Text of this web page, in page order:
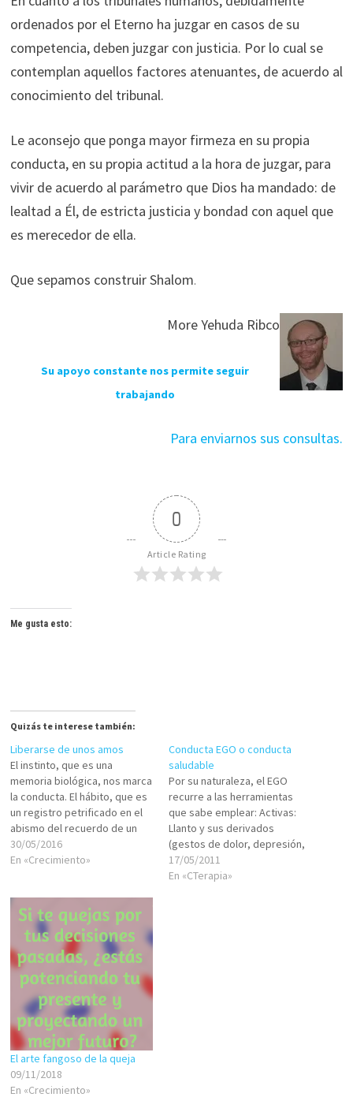
ordenados por el Eterno ha juzgar en casos de su
competencia, deben juzgar con justicia. Por lo cual se
contemplan aquellos factores atenuantes, de acuerdo al
conocimiento del tribunal.
Le aconsejo que ponga mayor firmeza en su propia
conducta, en su propia actitud a la hora de juzgar, para
vivir de acuerdo al parámetro que Dios ha mandado: de
lealtad a Él, de estricta justicia y bondad con aquel que
es merecedor de ella.
Que sepamos construir Shalom.
More Yehuda Ribco
Su apoyo constante nos permite seguir
trabajando
Para enviarnos sus consultas.
0
Article Rating
Me gusta esto:
Quizás te interese también:
Liberarse de unos amos
El instinto, que es una
memoria biológica, nos marca
la conducta. El hábito, que es
un registro petrificado en el
abismo del recuerdo de un
acto repetido varias veces,
nos marca la conducta. La
seco y cincelado en la
memoria profunda, nos
marca…
30/05/2016
En «Crecimiento»
Conducta EGO o conducta
saludable
Por su naturaleza, el EGO
recurre a las herramientas
que sabe emplear: Activas:
Llanto y sus derivados
(gestos de dolor, depresión,
gemidos continuados, toses
nerviosas, sofocamiento,
17/05/2011
En «CTerapia»
El arte fangoso de la queja
09/11/2018
En «Crecimiento»